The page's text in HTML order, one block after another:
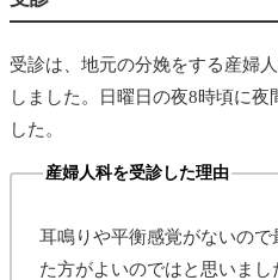
受診は、地元の分娩をする産婦
しました。日曜日の夜8時頃に
した。
産婦人科を受診した理由
耳鳴りや平衡感覚がないの
た方がよいのではと思いま